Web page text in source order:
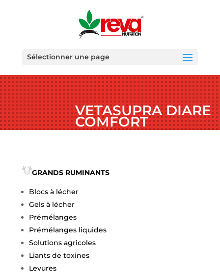
Sélectionner une page
VETASUPRA DIARE
COMFORT
GRANDS RUMINANTS
Blocs à lécher
Gels à lécher
Prémélanges
Prémélanges liquides
Solutions agricoles
Liants de toxines
Levures